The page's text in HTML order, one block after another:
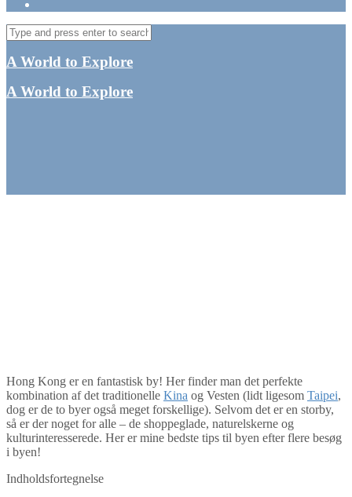
A World to Explore
A World to Explore
Hong Kong er en fantastisk by! Her finder man det perfekte
kombination af det traditionelle Kina og Vesten (lidt ligesom Taipei,
dog er de to byer også meget forskellige). Selvom det er en storby,
så er der noget for alle – de shoppeglade, naturelskerne og
kulturinteresserede. Her er mine bedste tips til byen efter flere besøg
i byen!
Indholdsfortegnelse